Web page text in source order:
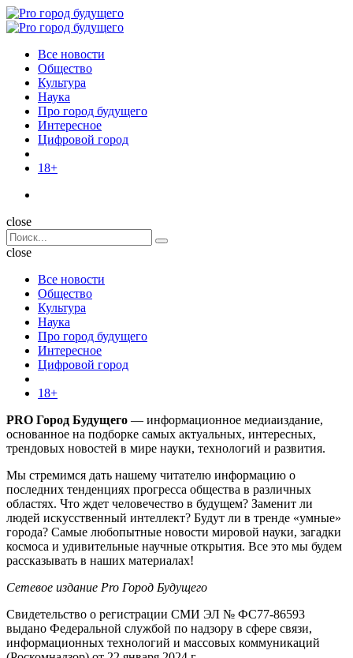
Menu
Поиск
Menu
Pro
Все новости
Общество
Культура
Наука
Про город будущего
Интересное
Цифровой город
18+
Поиск
close
Search
for:
Поиск
close
Все новости
Общество
Культура
Наука
Про город будущего
Интересное
Цифровой город
18+
PRO Город Будущего — информационное медиаиздание,
основанное на подборке самых актуальных, интересных,
трендовых новостей в мире науки, технологий и развития.
Мы стремимся дать нашему читателю информацию о
последних тенденциях прогресса общества в различных
областях. Что ждет человечество в будущем? Заменит ли
людей искусственный интеллект? Будут ли в тренде «умные»
города? Самые любопытные новости мировой науки, загадки
космоса и удивительные научные открытия. Все это мы будем
рассказывать в наших материалах!
Сетевое издание Pro Город Будущего
Свидетельство о регистрации СМИ ЭЛ № ФС77-86593
выдано Федеральной службой по надзору в сфере связи,
информационных технологий и массовых коммуникаций